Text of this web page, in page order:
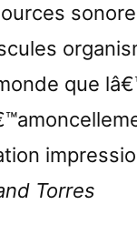
que
Torres